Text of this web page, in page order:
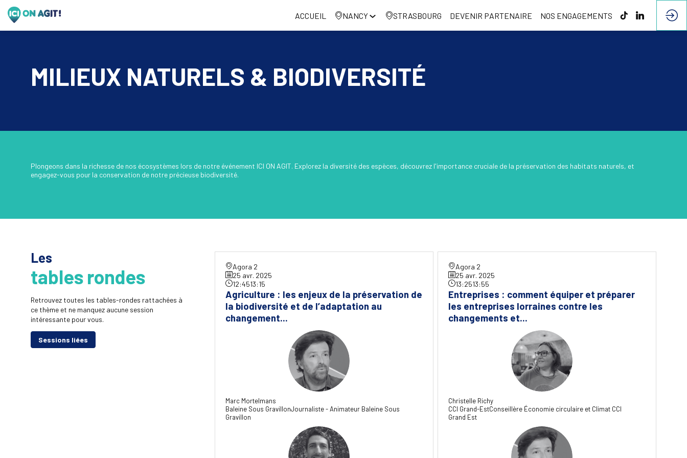
ACCUEIL NANCY STRASBOURG DEVENIR PARTENAIRE NOS ENGAGEMENTS
MILIEUX NATURELS & BIODIVERSITÉ
Plongeons dans la richesse de nos écosystèmes lors de notre événement ICI ON AGIT. Explorez la diversité des espèces, découvrez l'importance cruciale de la préservation des habitats naturels, et
engagez-vous pour la conservation de notre précieuse biodiversité.
Les
tables rondes
Retrouvez toutes les tables-rondes rattachées à
ce thème et ne manquez aucune session
intéressante pour vous.
Sessions liées
Agora 2
25 avr. 2025
12:4513:15
Agriculture : les enjeux de la préservation de
la biodiversité et de l’adaptation au
changement...
MM
Marc Mortelmans
Baleine Sous GravillonJournaliste - Animateur Baleine Sous
Gravillon
Agora 2
25 avr. 2025
13:2513:55
Entreprises : comment équiper et préparer
les entreprises lorraines contre les
changements et...
CR
Christelle Richy
CCI Grand-EstConseillère Économie circulaire et Climat CCI
Grand Est